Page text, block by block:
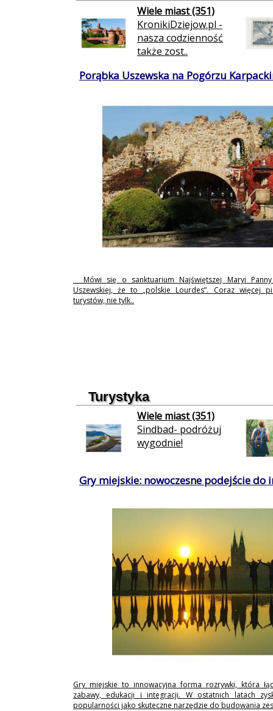
Wiele miast (351)
KronikiDziejow.pl -
nasza codzienność
także zost..
Porąbka Uszewska na Pogórzu
Mówi się o sanktuarium Najświętszej Maryi
Uszewskiej, że to „polskie Lourdes”. Coraz więcej
turystów, nie tylk..
Turystyka
Wiele miast (351)
Sindbad- podróżuj
wygodnie!
Gry miejskie: nowoczesne podejście do
Gry miejskie to innowacyjna forma rozrywki, która
zabawy, edukacji i integracji. W ostatnich latach
popularności jako skuteczne narzędzie do budowania